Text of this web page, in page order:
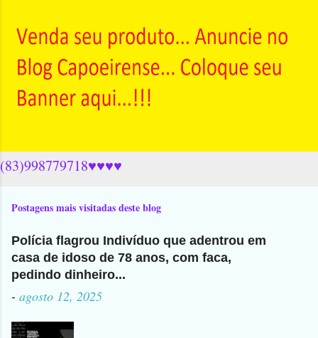
(83)998779718♥♥♥♥
Postagens mais visitadas deste blog
Polícia flagrou Indivíduo que adentrou em
casa de idoso de 78 anos, com faca,
pedindo dinheiro...
- agosto 12, 2025